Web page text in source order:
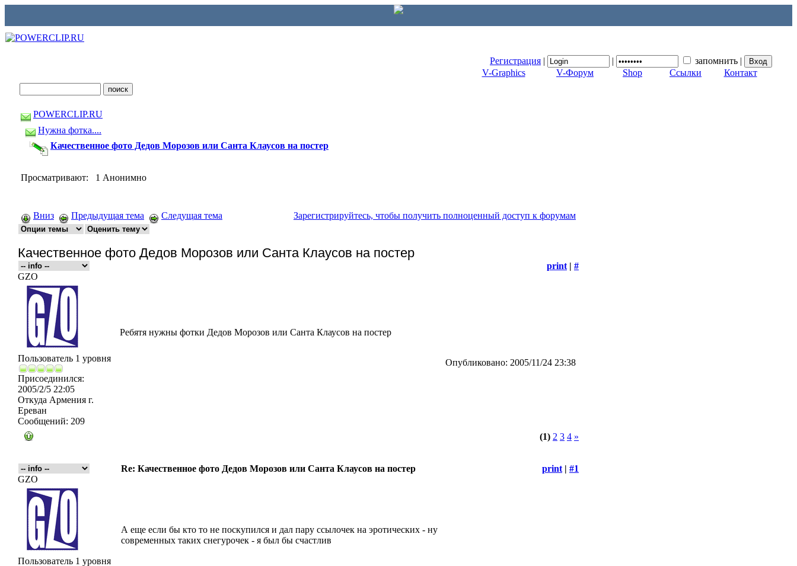
Регистрация | | запомнить |
V-Graphics
V-Форум Shop Ссылки Контакт
POWERCLIP.RU
Нужна фотка....
Качественное фото Дедов Морозов или Санта Клаусов на постер
Просматривают: 1 Анонимно
Вниз Предыдущая тема Следущая тема Зарегистрируйтесь, чтобы получить полноценный доступ к форумам
Качественное фото Дедов Морозов или Санта Клаусов на постер
print | #
GZO
Пользователь 1 уровня
Присоединился:
2005/2/5 22:05
Откуда Армения г.
Ереван
Сообщений: 209
Ребятя нужны фотки Дедов Морозов или Санта Клаусов на постер
Опубликовано: 2005/11/24 23:38
(1) 2 3 4 »
Re: Качественное фото Дедов Морозов или Санта Клаусов на постер print | #1
GZO
Пользователь 1 уровня
А еще если бы кто то не поскупился и дал пару ссылочек на эротических - ну
современных таких снегурочек - я был бы счастлив